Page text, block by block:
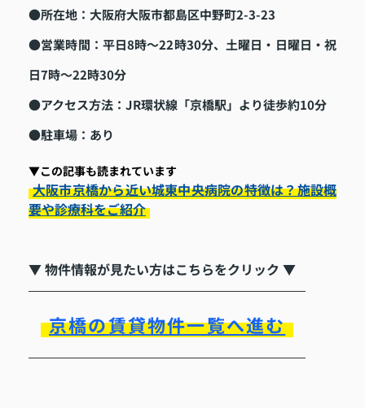
●所在地：大阪府大阪市都島区中野町2-3-23
●営業時間：平日8時～22時30分、土曜日・日曜日・祝
日7時～22時30分
●アクセス方法：JR環状線「京橋駅」より徒歩約10分
●駐車場：あり
▼この記事も読まれています
大阪市京橋から近い城東中央病院の特徴は？施設概
要や診療科をご紹介
▼ 物件情報が見たい方はこちらをクリック ▼
京橋の賃貸物件一覧へ進む